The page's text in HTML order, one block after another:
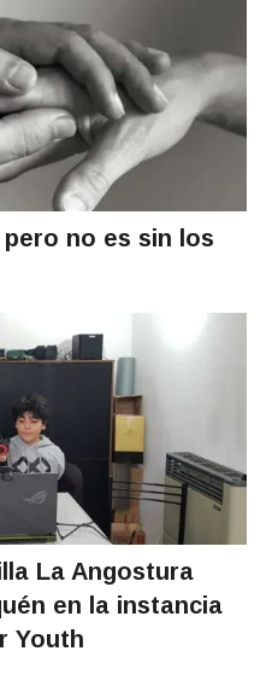
no es sin los
La Angostura
en la instancia
Youth